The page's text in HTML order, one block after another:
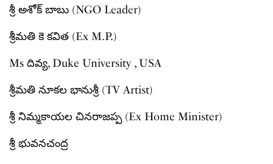
శ్రీ అశోక్ బాబు (NGO Leader)
శ్రీమతి కె కవిత (Ex M.P.)
Ms దివ్య, Duke University , USA
శ్రీమతి నూకల భానుశ్రీ (TV Artist)
శ్రీ నిమ్మకాయల చినరాజప్ప (Ex Home Minister)
శ్రీ భువనచంద్ర